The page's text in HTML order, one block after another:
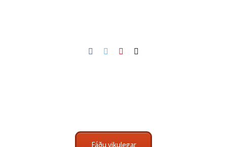
Facebook
TwitterPinterest
Fáðu vikulegar